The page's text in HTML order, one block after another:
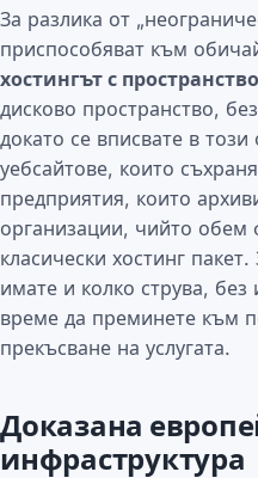
За разлика от
приспособяват към
хостингът с пространство
дисково пространство,
докато се вписвате в
уебсайтове, които
предприятия, които
организации, чийто обем
класически хостинг
имате и колко струва,
време да преминете към
прекъсване на услугата.
Доказана
инфраструктура